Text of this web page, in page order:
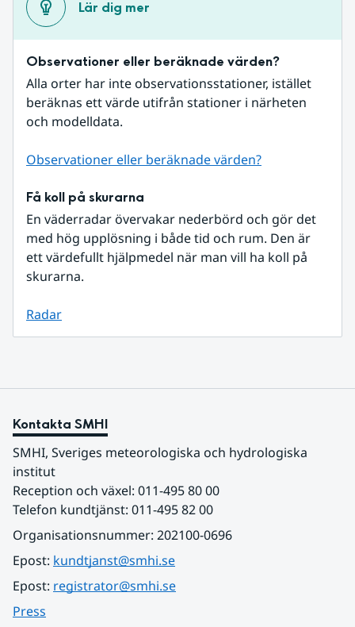
Lär dig mer
Observationer eller beräknade värden?
Alla orter har inte observationsstationer, istället
beräknas ett värde utifrån stationer i närheten
och modelldata.
Observationer eller beräknade värden?
Få koll på skurarna
En väderradar övervakar nederbörd och gör det
med hög upplösning i både tid och rum. Den är
ett värdefullt hjälpmedel när man vill ha koll på
skurarna.
Radar
Kontakta SMHI
SMHI, Sveriges meteorologiska och hydrologiska
institut
Reception och växel: 011-495 80 00
Telefon kundtjänst: 011-495 82 00
Organisationsnummer: 202100-0696
Epost: kundtjanst@smhi.se
Epost: registrator@smhi.se
Press